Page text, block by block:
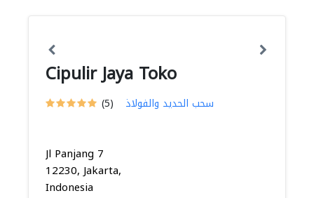
Cipulir Jaya Toko
(5) سحب الحديد والفولاذ
Jl Panjang 7
12230, Jakarta,
Indonesia